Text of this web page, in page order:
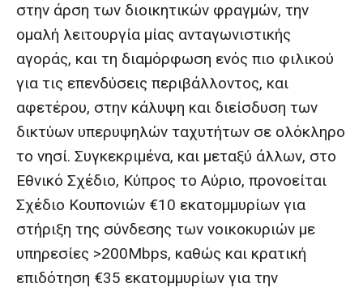
στην άρση των διοικητικών φραγμών, την
ομαλή λειτουργία μίας ανταγωνιστικής
αγοράς, και τη διαμόρφωση ενός πιο φιλικού
για τις επενδύσεις περιβάλλοντος, και
αφετέρου, στην κάλυψη και διείσδυση των
δικτύων υπερυψηλών ταχυτήτων σε ολόκληρο
το νησί. Συγκεκριμένα, και μεταξύ άλλων, στο
Εθνικό Σχέδιο, Κύπρος το Αύριο, προνοείται
Σχέδιο Κουπονιών €10 εκατομμυρίων για
στήριξη της σύνδεσης των νοικοκυριών με
υπηρεσίες >200Mbps, καθώς και κρατική
επιδότηση €35 εκατομμυρίων για την